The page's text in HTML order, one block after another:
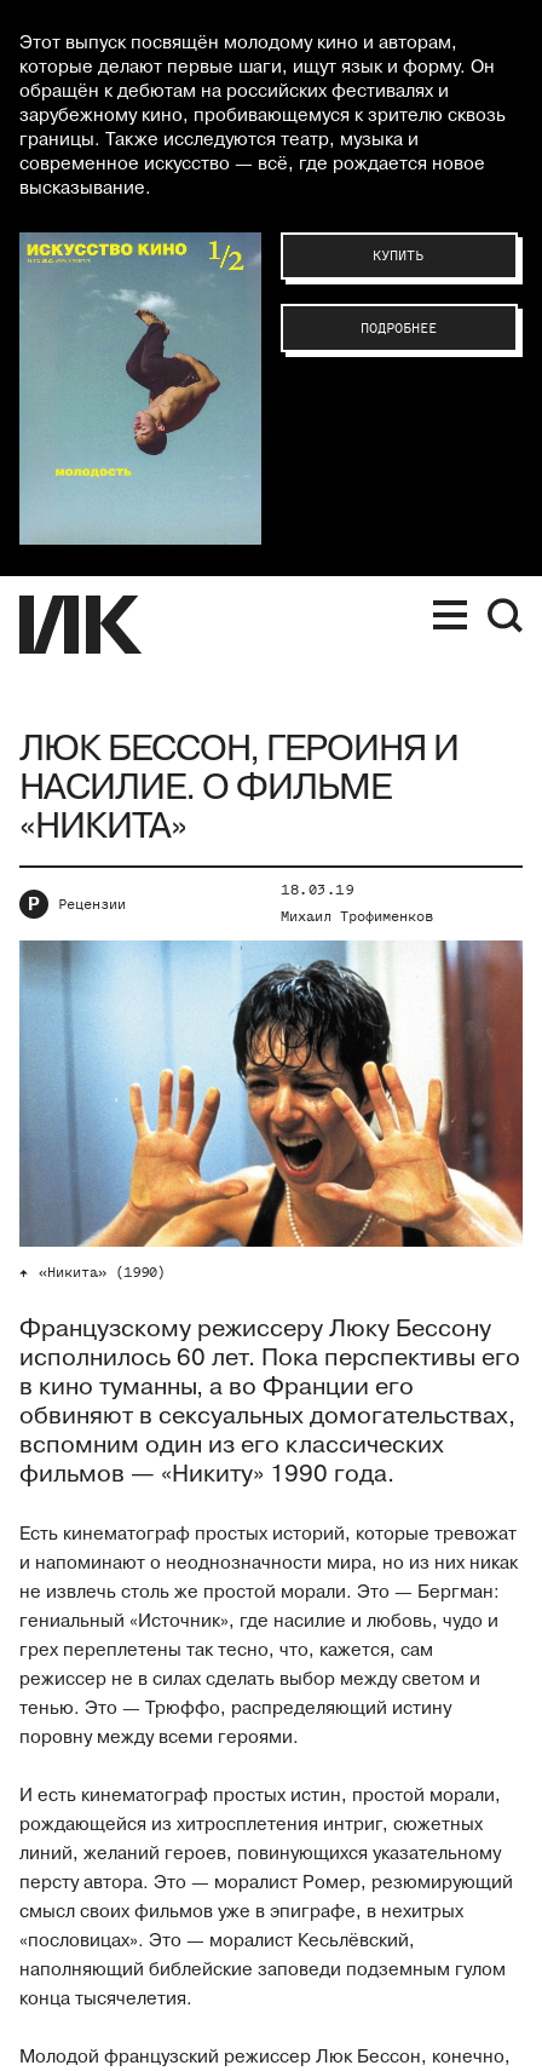
Этот выпуск посвящён молодому кино и авторам,
которые делают первые шаги, ищут язык и форму. Он
обращён к дебютам на российских фестивалях и
зарубежному кино, пробивающемуся к зрителю сквозь
границы. Также исследуются театр, музыка и
современное искусство — всё, где рождается новое
высказывание.
КУПИТЬ
ПОДРОБНЕЕ
ЛЮК БЕССОН, ГЕРОИНЯ И
НАСИЛИЕ. О ФИЛЬМЕ
«НИКИТА»
Р Рецензии
18.03.19
Михаил Трофименков
«Никита» (1990)
Французскому режиссеру Люку Бессону
исполнилось 60 лет. Пока перспективы его
в кино туманны, а во Франции его
обвиняют в сексуальных домогательствах,
вспомним один из его классических
фильмов — «Никиту» 1990 года.
Есть кинематограф простых историй, которые тревожат
и напоминают о неоднозначности мира, но из них никак
не извлечь столь же простой морали. Это — Бергман:
гениальный «Источник», где насилие и любовь, чудо и
грех переплетены так тесно, что, кажется, сам
режиссер не в силах сделать выбор между светом и
тенью. Это — Трюффо, распределяющий истину
поровну между всеми героями.
И есть кинематограф простых истин, простой морали,
рождающейся из хитросплетения интриг, сюжетных
линий, желаний героев, повинующихся указательному
персту автора. Это — моралист Ромер, резюмирующий
смысл своих фильмов уже в эпиграфе, в нехитрых
«пословицах». Это — моралист Кесьлёвский,
наполняющий библейские заповеди подземным гулом
конца тысячелетия.
Молодой французский режиссер Люк Бессон, конечно,